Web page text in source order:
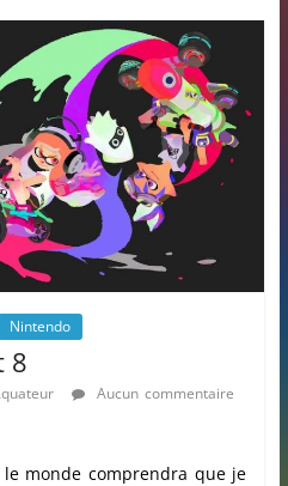
Nintendo
8
Aucun commentaire
monde comprendra que je